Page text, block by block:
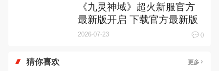
《九灵神域》超火新服官方
最新版开启 下载官方最新版
迎风起航
2026-07-23 0
猜你喜欢 更多